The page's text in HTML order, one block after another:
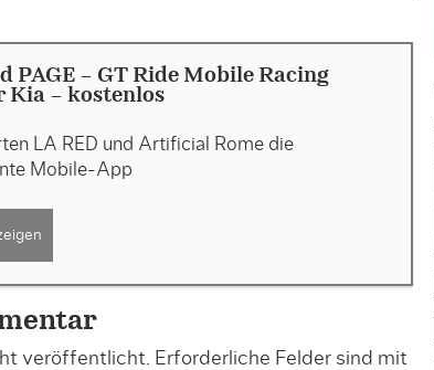
PAGE - GT Ride Mobile Racing
Kia - kostenlos
LA RED und Artificial Rome die
Mobile-App
veröffentlicht. Erforderliche Felder sind mit